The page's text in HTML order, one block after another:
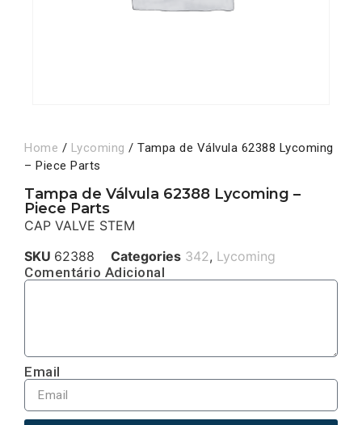
Home / Lycoming / Tampa de Válvula 62388 Lycoming
– Piece Parts
Tampa de Válvula 62388 Lycoming –
Piece Parts
CAP VALVE STEM
SKU 62388 Categories 342, Lycoming
Comentário Adicional
Email